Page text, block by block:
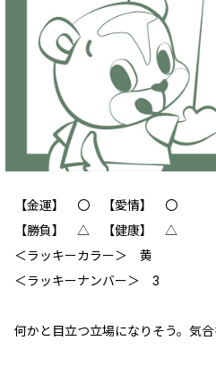
【金運】 〇 【愛情】 〇
【勝負】 △ 【健康】 △
＜ラッキーカラー＞ 黄
＜ラッキーナンバー＞ 3
何かと目立つ立場になりそう。気合